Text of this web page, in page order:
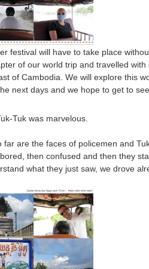
festival will have to take place
of our world trip and travelled with
of Cambodia. We will explore this
next days and we hope to get to
Tuk was marvelous.
far are the faces of policemen and
then confused and then they
what they just saw, we drove